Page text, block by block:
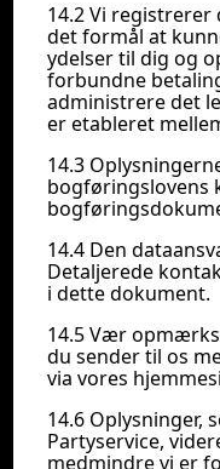
14.2 Vi
det formål at
ydelser til dig og
forbundne
administrere det
er etableret
14.3
bogføringslovens
14.4 Den
Detaljerede
i dette dokument.
14.5 Vær
du sender til os
via vores
14.6 Oplysninger,
Partyservice,
medmindre vi er